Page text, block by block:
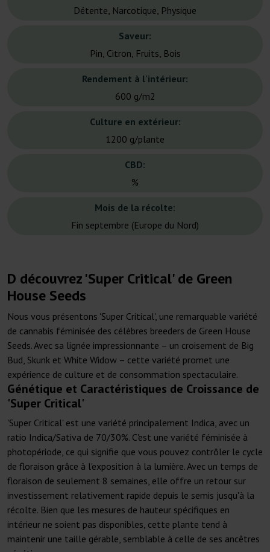
Détente, Narcotique, Physique
Saveur:
Pin, Citron, Fruits, Bois
Rendement à l'intérieur:
600 g/m2
Culture en extérieur:
1200 g/plante
CBD:
%
Mois de la récolte:
Fin septembre (Europe du Nord)
D découvrez 'Super Critical' de Green
House Seeds
Nous vous présentons 'Super Critical', une remarquable variété
de cannabis féminisée des célèbres breeders de Green House
Seeds. Avec sa lignée impressionnante – un croisement de Big
Bud, Skunk et White Widow – cette variété promet une
expérience de culture et de consommation spectaculaire.
Génétique et Caractéristiques de Croissance de
'Super Critical'
'Super Critical' est une variété principalement Indica, avec un
ratio Indica/Sativa de 70/30%. C'est une variété féminisée à
photopériode, ce qui signifie que vous pouvez contrôler le cycle
de floraison grâce à l'exposition à la lumière. Avec un temps de
floraison de seulement 8 semaines, elle offre un retour sur
investissement relativement rapide depuis le semis jusqu'à la
récolte. Bien que les mesures de hauteur spécifiques en
intérieur ne soient pas disponibles, cette plante tend à
maintenir une taille gérable, semblable à celle de ses ancêtres